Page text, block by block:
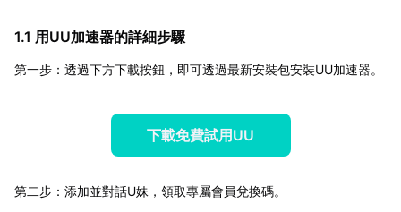
1.1 用UU加速器的詳細步驟
第一步：透過下方下載按鈕，即可透過最新安裝包安裝UU加速器。
下載免費試用UU
第二步：添加並對話U妹，領取專屬會員兌換碼。